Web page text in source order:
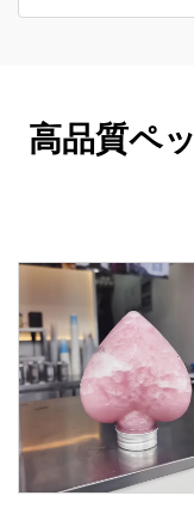
高品質ペ